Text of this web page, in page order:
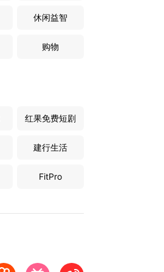
休闲益智
购物
红果免费短剧
建行生活
FitPro